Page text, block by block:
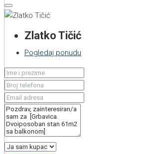
Zlatko Tičić
Pogledaj ponudu